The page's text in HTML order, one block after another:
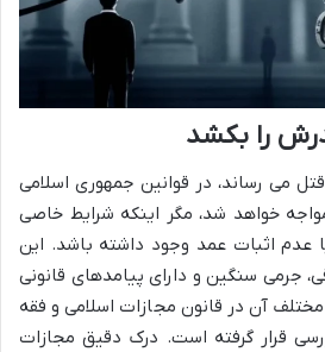
را بکشد
می رساند، در قوانین جمهوری اسلامی
خواهد شد، مگر اینکه شرایط خاصی
عدم اثبات عمد وجود داشته باشد. این
جرمی سنگین و دارای پیامدهای قانونی
آن در قانون مجازات اسلامی و فقه
قرار گرفته است. درک دقیق مجازات